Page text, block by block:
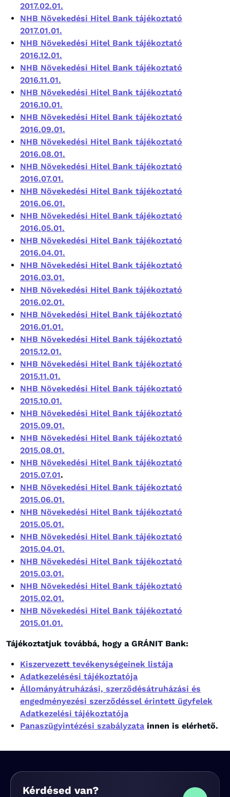
2017.02.01.
NHB Növekedési Hitel Bank tájékoztató
2017.01.01.
NHB Növekedési Hitel Bank tájékoztató
2016.12.01.
NHB Növekedési Hitel Bank tájékoztató
2016.11.01.
NHB Növekedési Hitel Bank tájékoztató
2016.10.01.
NHB Növekedési Hitel Bank tájékoztató
2016.09.01.
NHB Növekedési Hitel Bank tájékoztató
2016.08.01.
NHB Növekedési Hitel Bank tájékoztató
2016.07.01.
NHB Növekedési Hitel Bank tájékoztató
2016.06.01.
NHB Növekedési Hitel Bank tájékoztató
2016.05.01.
NHB Növekedési Hitel Bank tájékoztató
2016.04.01.
NHB Növekedési Hitel Bank tájékoztató
2016.03.01.
NHB Növekedési Hitel Bank tájékoztató
2016.02.01.
NHB Növekedési Hitel Bank tájékoztató
2016.01.01.
NHB Növekedési Hitel Bank tájékoztató
2015.12.01.
NHB Növekedési Hitel Bank tájékoztató
2015.11.01.
NHB Növekedési Hitel Bank tájékoztató
2015.10.01.
NHB Növekedési Hitel Bank tájékoztató
2015.09.01.
NHB Növekedési Hitel Bank tájékoztató
2015.08.01.
NHB Növekedési Hitel Bank tájékoztató
2015.07.01.
NHB Növekedési Hitel Bank tájékoztató
2015.06.01.
NHB Növekedési Hitel Bank tájékoztató
2015.05.01.
NHB Növekedési Hitel Bank tájékoztató
2015.04.01.
NHB Növekedési Hitel Bank tájékoztató
2015.03.01.
NHB Növekedési Hitel Bank tájékoztató
2015.02.01.
NHB Növekedési Hitel Bank tájékoztató
2015.01.01.
Tájékoztatjuk továbbá, hogy a GRÁNIT Bank:
Kiszervezett tevékenységeinek listája
Adatkezelésési tájékoztatója
Állományátruházási, szerződésátruházási és
engedményezési szerződéssel érintett ügyfelek
Adatkezelési tájékoztatója
Panaszügyintézési szabályzata innen is elérhető.
Kérdésed van?